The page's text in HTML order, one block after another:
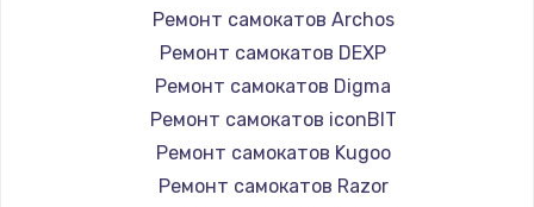
Ремонт самокатов Archos
Ремонт самокатов DEXP
Ремонт самокатов Digma
Ремонт самокатов iconBIT
Ремонт самокатов Kugoo
Ремонт самокатов Razor